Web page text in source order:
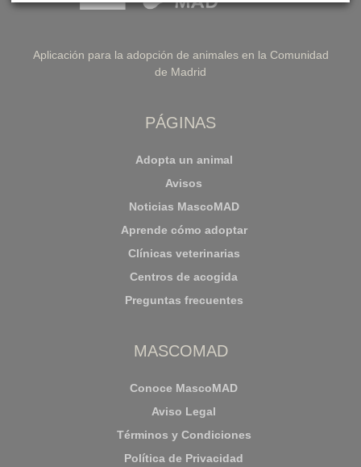
Aplicación para la adopción de animales en la Comunidad
de Madrid
PÁGINAS
Adopta un animal
Avisos
Noticias MascoMAD
Aprende cómo adoptar
Clínicas veterinarias
Centros de acogida
Preguntas frecuentes
MASCOMAD
Conoce MascoMAD
Aviso Legal
Términos y Condiciones
Política de Privacidad